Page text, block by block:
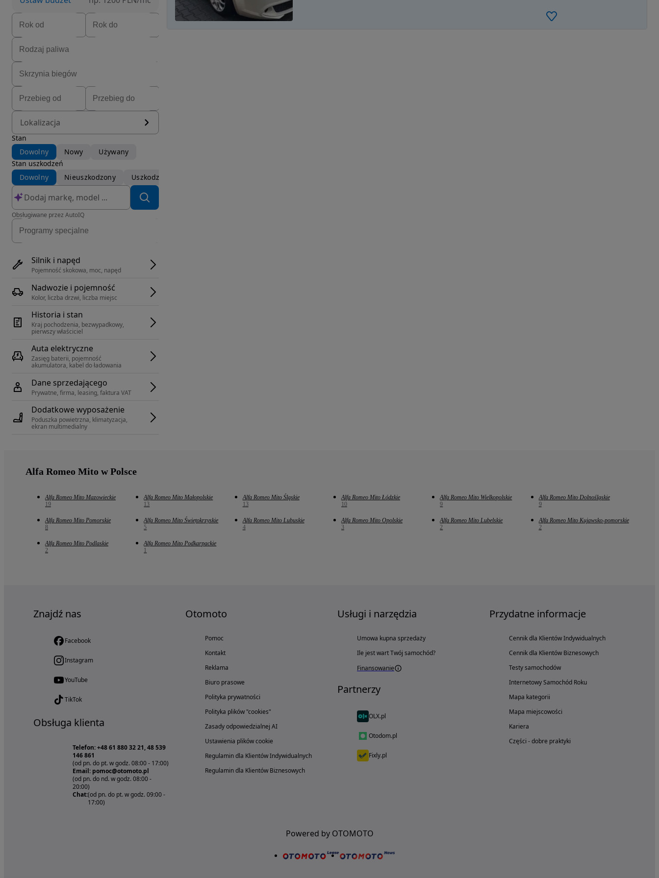
Lokalizacja
Stan
Dowolny
Nowy
Używany
Stan uszkodzeń
Dowolny
Nieuszkodzony Uszkodzony
Obsługiwane przez AutoIQ
Silnik i napęd
Pojemność skokowa, moc, napęd
Nadwozie i pojemność
Kolor, liczba drzwi, liczba miejsc
Historia i stan
Kraj pochodzenia, bezwypadkowy,
pierwszy właściciel
Auta elektryczne
Zasięg baterii, pojemność
akumulatora, kabel do ładowania
Dane sprzedającego
Prywatne, firma, leasing, faktura VAT
Dodatkowe wyposażenie
Poduszka powietrzna, klimatyzacja,
ekran multimedialny
Alfa Romeo Mito w Polsce
Alfa Romeo Mito Mazowieckie
19
Alfa Romeo Mito Małopolskie
13
Alfa Romeo Mito Śląskie
13
Alfa Romeo Mito Łódzkie
10
Alfa Romeo Mito Wielkopolskie
9
Alfa Romeo Mito Dolnośląskie
9
Alfa Romeo Mito Pomorskie
8
Alfa Romeo Mito Świętokrzyskie
5
Alfa Romeo Mito Lubuskie
4
Alfa Romeo Mito Opolskie
3
Alfa Romeo Mito Lubelskie
2
Alfa Romeo Mito Kujawsko-pomorskie
2
Alfa Romeo Mito Podlaskie
2
Alfa Romeo Mito Podkarpackie
1
Znajdź nas
Facebook
Instagram
YouTube
TikTok
Obsługa klienta
Telefon: +48 61 880 32 21, 48 539
146 861
(od pn. do pt. w godz. 08:00 - 17:00)
Email: pomoc@otomoto.pl
(od pn. do nd. w godz. 08:00 -
20:00)
Chat:(od pn. do pt. w godz. 09:00 -
17:00)
Otomoto
Pomoc
Kontakt
Reklama
Biuro prasowe
Polityka prywatności
Polityka plików "cookies"
Zasady odpowiedzialnej AI
Ustawienia plików cookie
Regulamin dla Klientów Indywidualnych
Regulamin dla Klientów Biznesowych
Usługi i narzędzia
Umowa kupna sprzedaży
Ile jest wart Twój samochód?
Finansowanie
Partnerzy
OLX.pl
Otodom.pl
Fixly.pl
Przydatne informacje
Cennik dla Klientów Indywidualnych
Cennik dla Klientów Biznesowych
Testy samochodów
Internetowy Samochód Roku
Mapa kategorii
Mapa miejscowości
Kariera
Części - dobre praktyki
Powered by OTOMOTO